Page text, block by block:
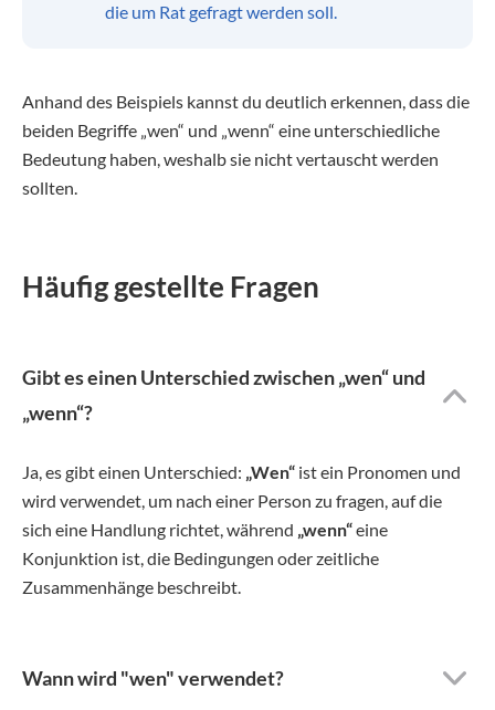
die um Rat gefragt werden soll.
Anhand des Beispiels kannst du deutlich erkennen, dass die
beiden Begriffe „wen“ und „wenn“ eine unterschiedliche
Bedeutung haben, weshalb sie nicht vertauscht werden
sollten.
Häufig gestellte Fragen
Gibt es einen Unterschied zwischen „wen“ und
„wenn“?
Ja, es gibt einen Unterschied: „Wen“ ist ein Pronomen und
wird verwendet, um nach einer Person zu fragen, auf die
sich eine Handlung richtet, während „wenn“eine
Konjunktion ist, die Bedingungen oder zeitliche
Zusammenhänge beschreibt.
Wann wird "wen" verwendet?